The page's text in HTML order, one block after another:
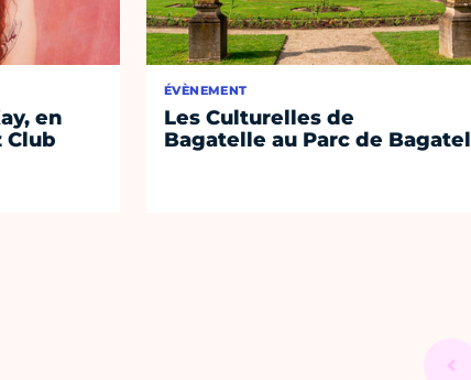
en
Club
ÉVÈNEMENT
Les Culturelles de
Bagatelle au Parc de